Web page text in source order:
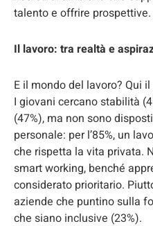
talento e offrire prospettive.
Il lavoro: tra realtà e
E il mondo del lavoro? Qui
I giovani cercano stabilità
(47%), ma non sono
personale: per l’85%, un
che rispetta la vita privata.
smart working, benché
considerato prioritario.
aziende che puntino sulla
che siano inclusive (23%).